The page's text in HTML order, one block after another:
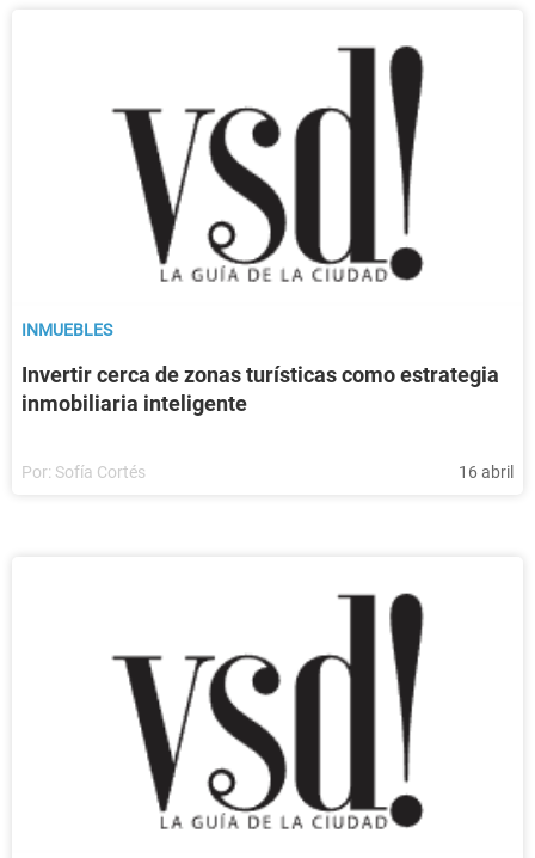
INMUEBLES
Invertir cerca de zonas turísticas como estrategia
inmobiliaria inteligente
Por: Sofía Cortés 16 abril